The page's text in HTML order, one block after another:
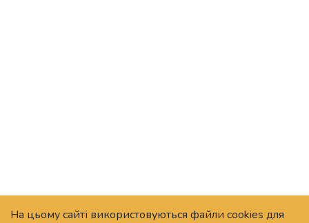
На цьому сайті використовуються файли cookies для